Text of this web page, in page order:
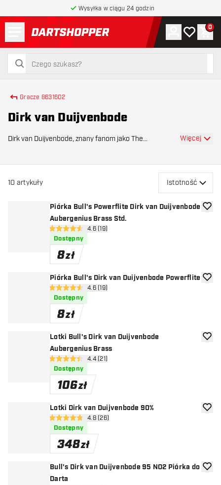
Wysyłka w ciągu 24 godzin
powrót do strony głównej
szukaj
szukaj
Konto
Moja lista
0
Gracze 8631602
Dirk van Duijvenbode
Dirk van Duijvenbode, znany fanom jako The
Więcej
10 artykuły Istotność
Piórka Bull's Powerflite Dirk van Duijvenbode
Aubergenius Brass Std.
otwórz panel recenzji
4.6 gwiazdki oceny
4.6 (19)
Dostępny
8zł
Piórka Bull's Dirk van Duijvenbode Powerflite
otwórz panel recenzji
4.6 gwiazdki oceny
4.6 (19)
Dostępny
8zł
Lotki Bull's Dirk van Duijvenbode
Aubergenius Brass
otwórz panel recenzji
4.4 gwiazdki oceny
4.4 (21)
Dostępny
106zł
Lotki Dirk van Duijvenbode 90%
otwórz panel recenzji
4.8 gwiazdki oceny
4.8 (26)
Dostępny
348zł
Bull's Dirk van Duijvenbode 95 NO2 Piórka do
Darta